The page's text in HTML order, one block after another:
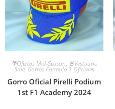
🌴Ofertas Mid-Season, 🚨Vestuario
Sale, Gorros Formula 1 Oficiales
Gorro Oficial Pirelli Podium
1st F1 Academy 2024